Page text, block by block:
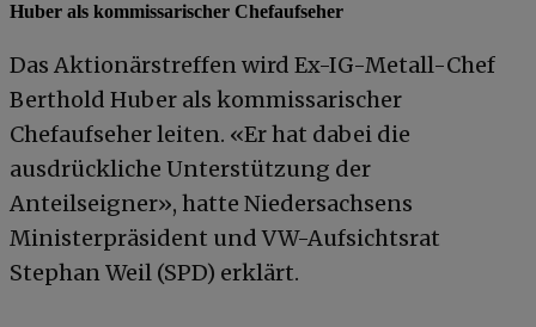
Huber als kommissarischer Chefaufseher
Das Aktionärstreffen wird Ex-IG-Metall-Chef
Berthold Huber als kommissarischer
Chefaufseher leiten. «Er hat dabei die
ausdrückliche Unterstützung der
Anteilseigner», hatte Niedersachsens
Ministerpräsident und VW-Aufsichtsrat
Stephan Weil (SPD) erklärt.